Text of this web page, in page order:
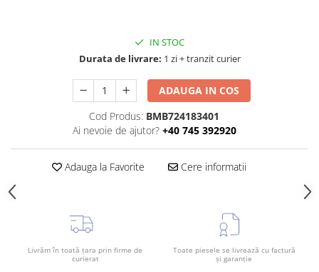
IN STOC
Durata de livrare: 1 zi + tranzit curier
ADAUGA IN COS
Cod Produs: BMB724183401
Ai nevoie de ajutor? +40 745 392920
Adauga la Favorite Cere informatii
Livrăm în toată țara prin firme de
curierat
Toate piesele se livrează cu factură
și garanție